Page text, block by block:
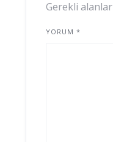
Gerekli alanlar
YORUM *